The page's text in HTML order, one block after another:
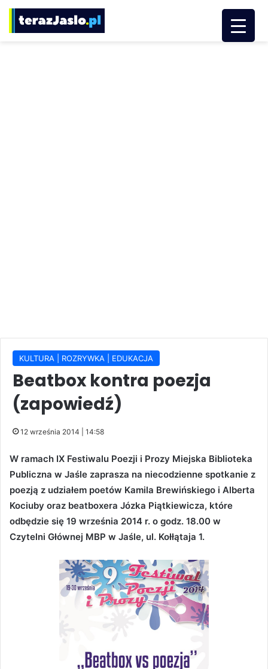
KULTURA | ROZRYWKA | EDUKACJA
Beatbox kontra poezja
(zapowiedź)
12 września 2014 | 14:58
W ramach IX Festiwalu Poezji i Prozy Miejska Biblioteka
Publiczna w Jaśle zaprasza na niecodzienne spotkanie z
poezją z udziałem poetów Kamila Brewińskiego i Alberta
Kociuby oraz beatboxera Józka Piątkiewicza, które
odbędzie się 19 września 2014 r. o godz. 18.00 w
Czytelni Głównej MBP w Jaśle, ul. Kołłątaja 1.